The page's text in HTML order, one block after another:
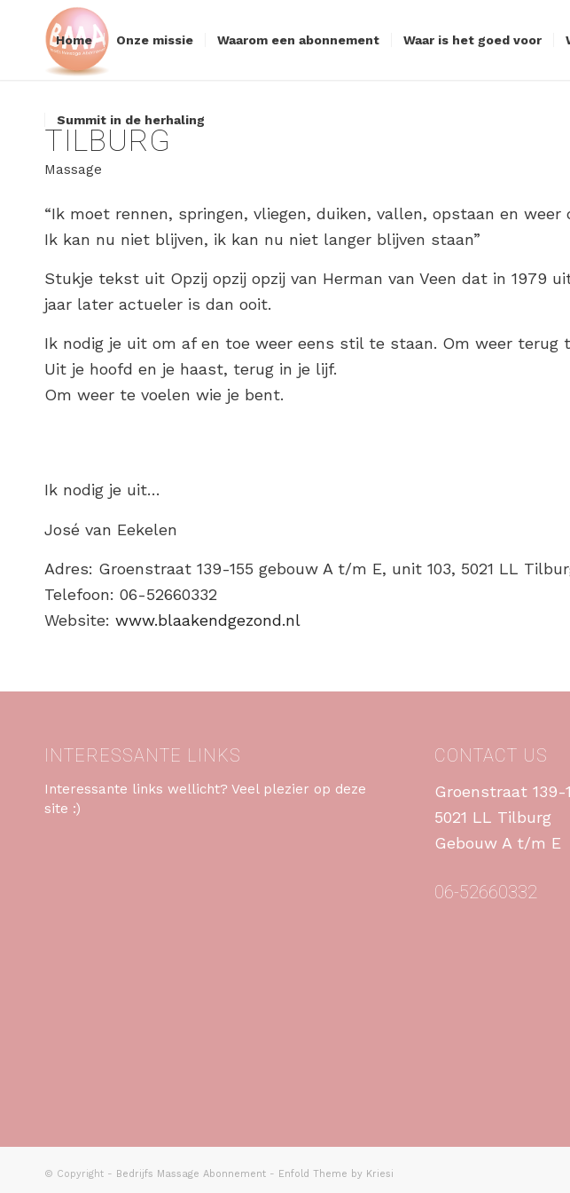
Home Onze missie Waarom een abonnement Waar is het goed voor
Summit in de herhaling
TILBURG
Massage
“Ik moet rennen, springen, vliegen, duiken, vallen, opstaan en weer
Ik kan nu niet blijven, ik kan nu niet langer blijven staan”
Stukje tekst uit Opzij opzij opzij van Herman van Veen dat in 1979
jaar later actueler is dan ooit.
Ik nodig je uit om af en toe weer eens stil te staan. Om weer terug
Uit je hoofd en je haast, terug in je lijf.
Om weer te voelen wie je bent.
Ik nodig je uit…
José van Eekelen
Adres: Groenstraat 139-155 gebouw A t/m E, unit 103, 5021 LL
Telefoon: 06-52660332
Website: www.blaakendgezond.nl
INTERESSANTE LINKS
Interessante links wellicht? Veel plezier op deze
site :)
CONTACT US
Groenstraat 139-
5021 LL Tilburg
Gebouw A t/m E
06-52660332
© Copyright - Bedrijfs Massage Abonnement - Enfold Theme by Kriesi